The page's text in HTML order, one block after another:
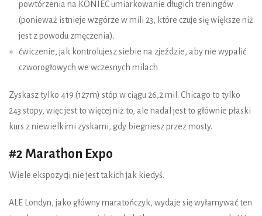
powtórzenia na KONIEC umiarkowanie długich treningów
(ponieważ istnieje wzgórze w mili 23, które czuje się większe niż
jest z powodu zmęczenia).
ćwiczenie, jak kontrolujesz siebie na zjeździe, aby nie wypalić
czworogłowych we wczesnych milach
Zyskasz tylko 419 (127m) stóp w ciągu 26,2 mil. Chicago to tylko
243 stopy, więc jest to więcej niż to, ale nadal jest to głównie płaski
kurs z niewielkimi zyskami, gdy biegniesz przez mosty.
#2 Marathon Expo
Wiele ekspozycji nie jest takich jak kiedyś.
ALE Londyn, jako główny maratończyk, wydaje się wyłamywać ten